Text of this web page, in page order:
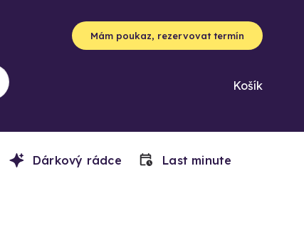
Mám poukaz, rezervovat termín
Košík
Dárkový rádce Last minute